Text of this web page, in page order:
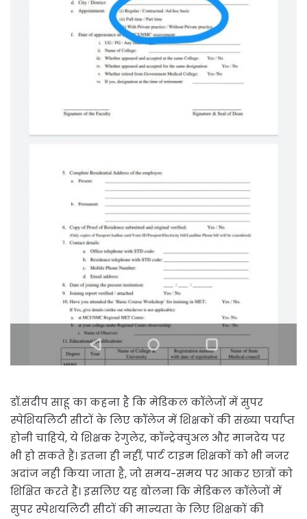
डॉ.संदीप साहू का कहना है कि मेडिकल कॉलेजों में सुपर
स्पेशियलिटी सीटों के लिए कॉलेज में शिक्षकों की संख्या पर्याप्त
होनी चाहिये, ये शिक्षक रेगुलेर, कॉन्ट्रेक्चुअल और मानदेय पर
भी हो सकते हैं। इतना ही नहीं, पार्ट टाइम शिक्षकों को भी नजर
अदांज नही किया जाता है, जो समय-समय पर आकर छात्रों को
शिक्षित करते हैं। इसलिए यह बोलना कि मेडिकल कॉलेजों में
सुपर स्पेशयलिटी सीटों की मान्यता के लिए शिक्षकों की